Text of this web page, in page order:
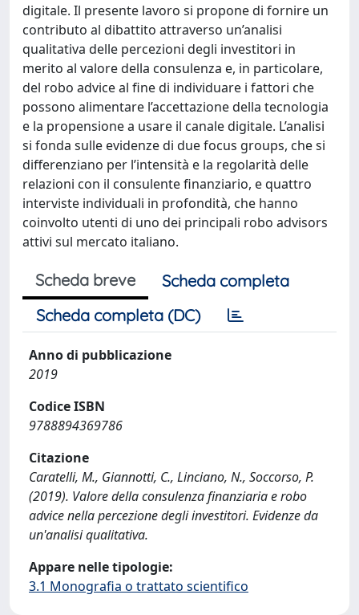
digitale. Il presente lavoro si propone di fornire un
contributo al dibattito attraverso un’analisi
qualitativa delle percezioni degli investitori in
merito al valore della consulenza e, in particolare,
del robo advice al fine di individuare i fattori che
possono alimentare l’accettazione della tecnologia
e la propensione a usare il canale digitale. L’analisi
si fonda sulle evidenze di due focus groups, che si
differenziano per l’intensità e la regolarità delle
relazioni con il consulente finanziario, e quattro
interviste individuali in profondità, che hanno
coinvolto utenti di uno dei principali robo advisors
attivi sul mercato italiano.
Scheda breve
Scheda completa
Scheda completa (DC)
Anno di pubblicazione
2019
Codice ISBN
9788894369786
Citazione
Caratelli, M., Giannotti, C., Linciano, N., Soccorso, P.
(2019). Valore della consulenza finanziaria e robo
advice nella percezione degli investitori. Evidenze da
un'analisi qualitativa.
Appare nelle tipologie:
3.1 Monografia o trattato scientifico